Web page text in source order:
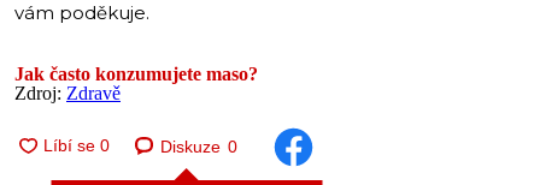
vám poděkuje.
Jak často konzumujete maso?
Zdroj: Zdravě
Diskuze 0